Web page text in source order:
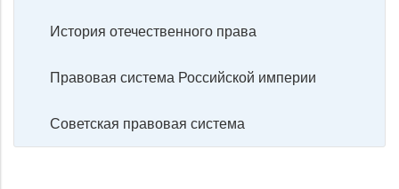
История отечественного права
Правовая система Российской империи
Советская правовая система